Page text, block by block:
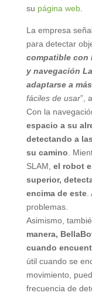
su página web.
La empresa
para detectar
compatible con
y navegación
adaptarse a
fáciles de usar”,
Con la
espacio a su
detectando a
su camino .
SLAM, el robot
superior,
encima de este.
problemas.
Asimismo,
manera,
cuando
útil cuando se
movimiento,
frecuencia de